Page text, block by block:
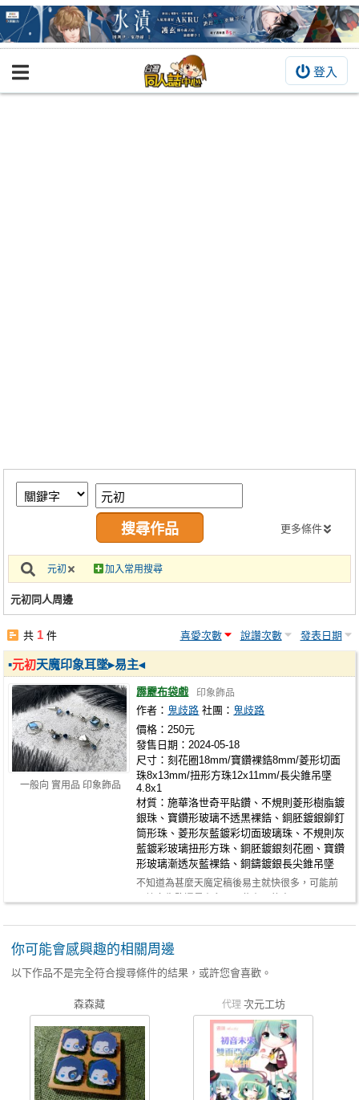
登入
BOOKY書集倉庫
繪圖藝廊
交流中心
攤位轉讓區
會員功能選單
註冊會員
更多條件
元初 加入常用搜尋
元初同人周邊
共 1 件 喜愛次數 說讚次數 發表日期
一般向 實用品 印象飾品
▪元初天魔印象耳墜▸易主◂
霹靂布袋戲 印象飾品
作者： 鬼歧路 社團： 鬼歧路
價格：250元
發售日期：2024-05-18
尺寸：刻花圈18mm/寶鑽裸鋯8mm/菱形切面
珠8x13mm/扭形方珠12x11mm/長尖錐吊墜
4.8x1
材質：施華洛世奇平貼鑽、不規則菱形樹脂鍍
銀珠、寶鑽形玻璃不透黑裸鋯、銅胚鍍銀鉚釘
筒形珠、菱形灰藍鍍彩切面玻璃珠、不規則灰
藍鍍彩玻璃扭形方珠、銅胚鍍銀刻花圈、寶鑽
形玻璃漸透灰藍裸鋯、銅鑄鍍銀長尖錐吊墜
不知道為甚麼天魔定稿後易主就快很多，可能前
你可能會感興趣的相關周邊
以下作品不是完全符合搜尋條件的結果，或許您會喜歡。
森森藏 代理 次元工坊